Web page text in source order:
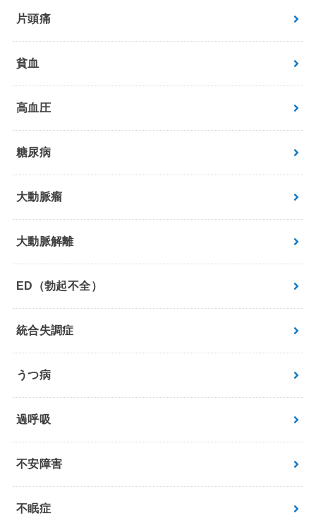
片頭痛
貧血
高血圧
糖尿病
大動脈瘤
大動脈解離
ED（勃起不全）
統合失調症
うつ病
過呼吸
不安障害
不眠症